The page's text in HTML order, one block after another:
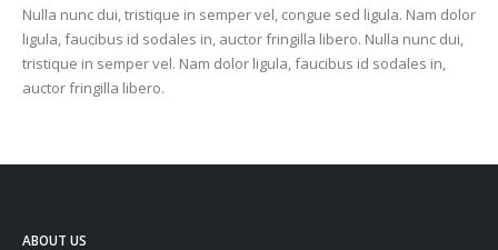
Nulla nunc dui, tristique in semper vel, congue sed ligula. Nam dolor
ligula, faucibus id sodales in, auctor fringilla libero. Nulla nunc dui,
tristique in semper vel. Nam dolor ligula, faucibus id sodales in,
auctor fringilla libero.
ABOUT US